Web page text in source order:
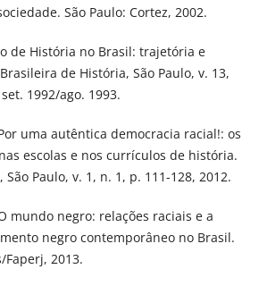
São Paulo: Cortez, 2002.
de História no Brasil: trajetória e
de História, São Paulo, v. 13,
1992/ago. 1993.
uma autêntica democracia racial!: os
escolas e nos currículos de história.
Paulo, v. 1, n. 1, p. 111-128, 2012.
mundo negro: relações raciais e a
negro contemporâneo no Brasil.
Faperj, 2013.